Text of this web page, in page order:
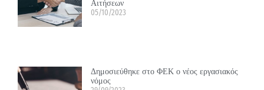
Αιτήσεων
05/10/2023
Δημοσιεύθηκε στο ΦΕΚ ο νέος εργασιακός
νόμος